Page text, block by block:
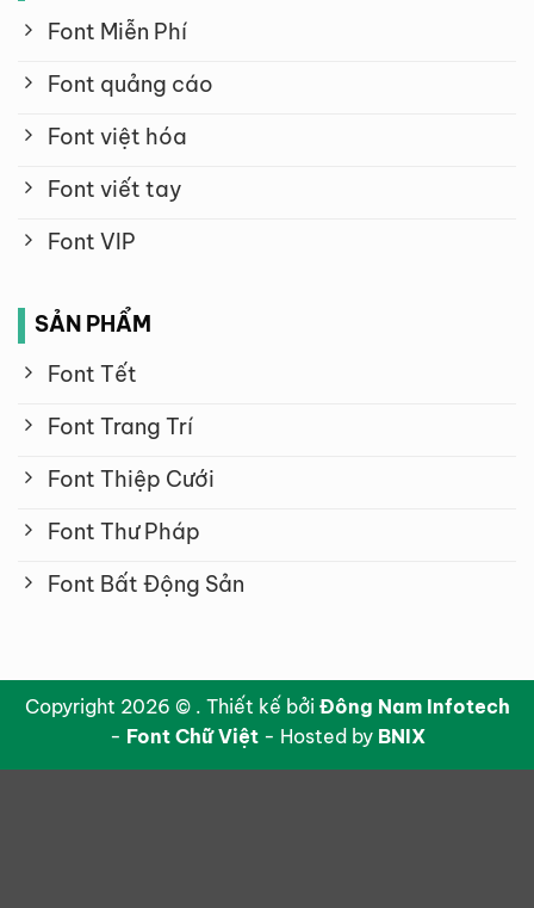
Font Miễn Phí
Font quảng cáo
Font việt hóa
Font viết tay
Font VIP
SẢN PHẨM
Font Tết
Font Trang Trí
Font Thiệp Cưới
Font Thư Pháp
Font Bất Động Sản
Copyright 2026 © . Thiết kế bởi Đông Nam Infotech
- Font Chữ Việt- Hosted by BNIX